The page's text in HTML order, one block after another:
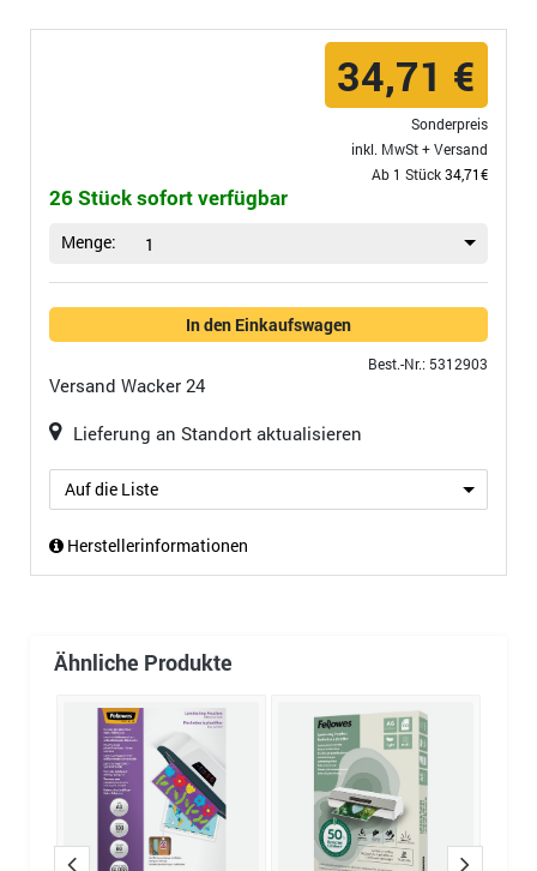
34,71 €
Sonderpreis
inkl. MwSt +Versand
Ab 1 Stück34,71€
26 Stück sofort verfügbar
Menge: 1
In den Einkaufswagen
Best.-Nr.: 5312903
Versand Wacker 24
Lieferung an Standort aktualisieren
Auf die Liste
Herstellerinformationen
Ähnliche Produkte